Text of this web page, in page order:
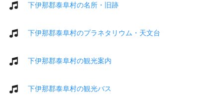
下伊那郡泰阜村の名所・旧跡
下伊那郡泰阜村のプラネタリウム・天文台
下伊那郡泰阜村の観光案内
下伊那郡泰阜村の観光バス